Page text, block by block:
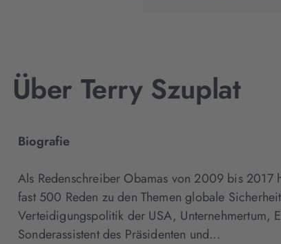
Über Terry Szuplat
Biografie
Als Redenschreiber Obamas von 2009 bis 2017
fast 500 Reden zu den Themen globale
Verteidigungspolitik der USA, Unternehmertum,
Sonderassistent des Präsidenten und...